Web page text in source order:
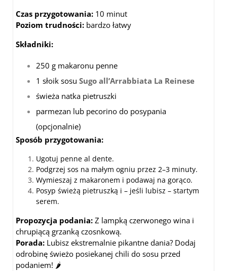
Czas przygotowania: 10 minut
Poziom trudności: bardzo łatwy
Składniki:
250 g makaronu penne
1 słoik sosu Sugo all’Arrabbiata La Reinese
świeża natka pietruszki
parmezan lub pecorino do posypania
(opcjonalnie)
Sposób przygotowania:
Ugotuj penne al dente.
Podgrzej sos na małym ogniu przez 2–3 minuty.
Wymieszaj z makaronem i podawaj na gorąco.
Posyp świeżą pietruszką i – jeśli lubisz – startym
serem.
Propozycja podania: Z lampką czerwonego wina i
chrupiącą grzanką czosnkową.
Porada: Lubisz ekstremalnie pikantne dania? Dodaj
odrobinę świeżo posiekanej chili do sosu przed
podaniem! 🌶️